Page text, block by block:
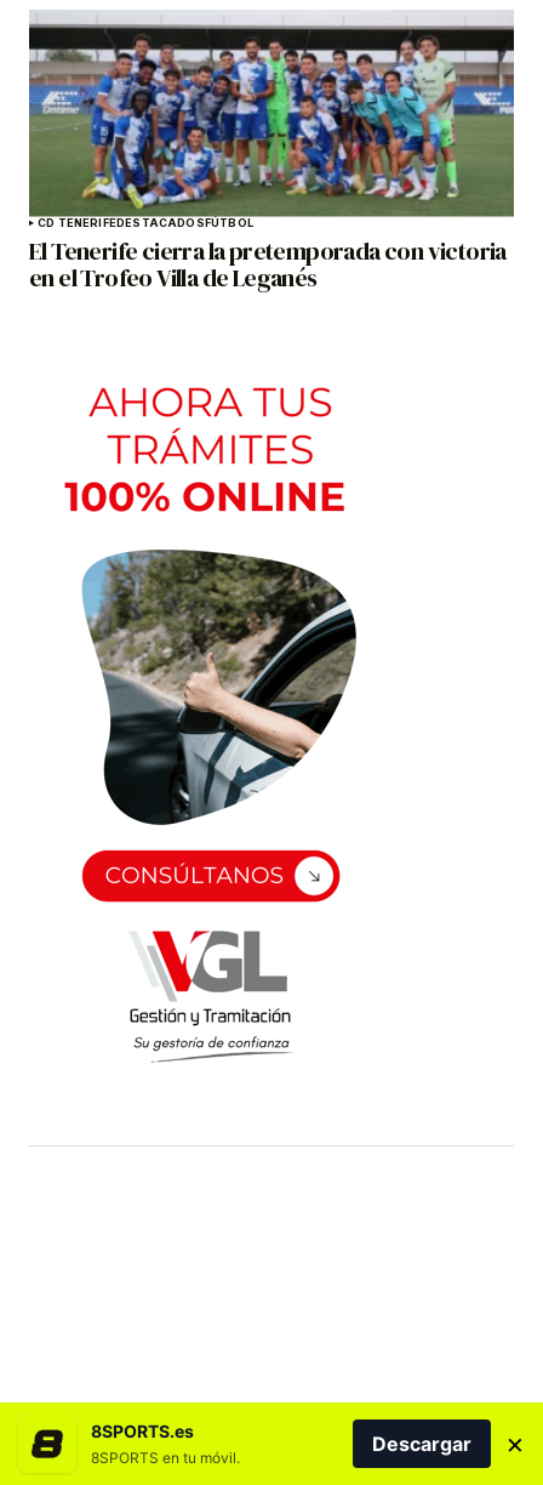
CD TENERIFEDESTACADOSFÚTBOL
El Tenerife cierra la pretemporada con victoria
en el Trofeo Villa de Leganés
8SPORTS.es
8SPORTS en tu móvil.
Descargar ×